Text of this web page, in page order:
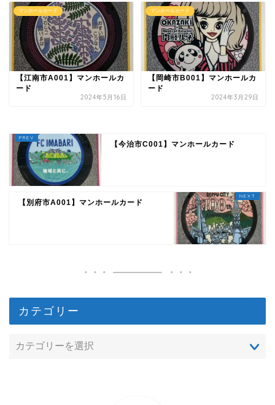
マンホールカード
【江南市A001】マンホールカ
ード
2024年5月16日
マンホールカード
【岡崎市B001】マンホールカ
ード
2024年3月29日
【今治市C001】マンホールカード
【別府市A001】マンホールカード
カテゴリー